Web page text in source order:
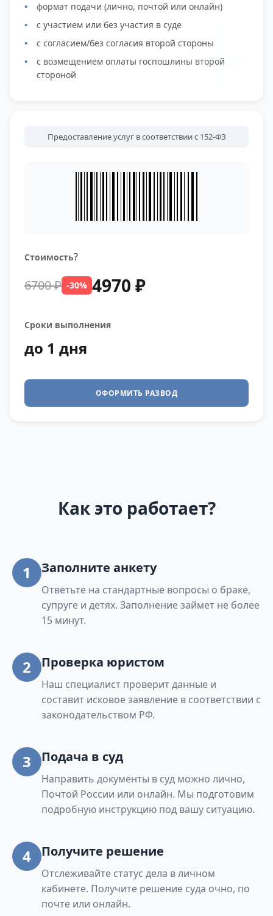
формат подачи (лично, почтой или онлайн)
с участием или без участия в суде
с согласием/без согласия второй стороны
с возмещением оплаты госпошлины второй
стороной
Предоставление услуг в соответствии с 152-ФЗ
Стоимость?
6700 ₽ -30% 4970 ₽
Сроки выполнения
до 1 дня
ОФОРМИТЬ РАЗВОД
Как это работает?
1 Заполните анкету
Ответьте на стандартные вопросы о браке,
супруге и детях. Заполнение займет не более
15 минут.
2 Проверка юристом
Наш специалист проверит данные и
составит исковое заявление в соответствии с
законодательством РФ.
3 Подача в суд
Направить документы в суд можно лично,
Почтой России или онлайн. Мы подготовим
подробную инструкцию под вашу ситуацию.
4 Получите решение
Отслеживайте статус дела в личном
кабинете. Получите решение суда очно, по
почте или онлайн.